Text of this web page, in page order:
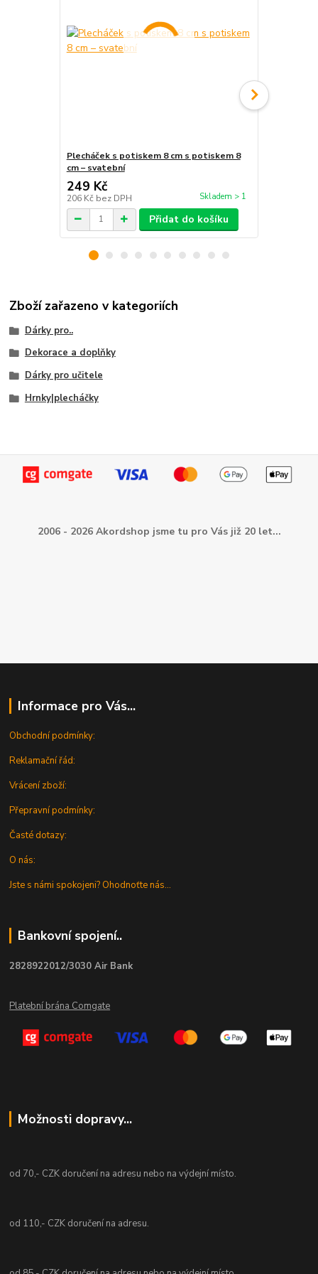
Plecháček s potiskem 8 cm s potiskem 8
cm – svatební
249 Kč
206 Kč bez DPH Skladem > 1
Přidat do košíku
Zboží zařazeno v kategoriích
Dárky pro..
Dekorace a doplňky
Dárky pro učitele
Hrnky|plecháčky
2006 - 2026 Akordshop jsme tu pro Vás již 20 let...
Informace pro Vás...
Obchodní podmínky:
Reklamační řád:
Vrácení zboží:
Přepravní podmínky:
Časté dotazy:
O nás:
Jste s námi spokojeni? Ohodnoťte nás...
Bankovní spojení..
2828922012/3030 Air Bank
Platební brána Comgate
Možnosti dopravy...
od 70,- CZK doručení na adresu nebo na výdejní místo.
od 110,- CZK doručení na adresu.